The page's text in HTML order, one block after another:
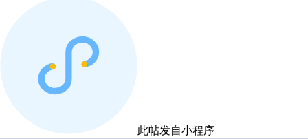
此帖发自小程序